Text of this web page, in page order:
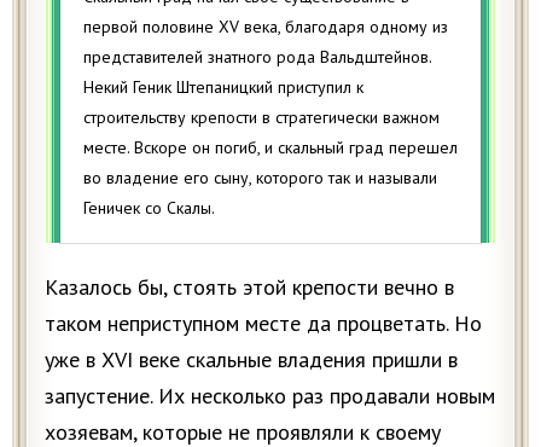
первой половине XV века, благодаря одному из
представителей знатного рода Вальдштейнов.
Некий Геник Штепаницкий приступил к
строительству крепости в стратегически важном
месте. Вскоре он погиб, и скальный град перешел
во владение его сыну, которого так и называли
Геничек со Скалы.
Казалось бы, стоять этой крепости вечно в
таком неприступном месте да процветать. Но
уже в XVI веке скальные владения пришли в
запустение. Их несколько раз продавали новым
хозяевам, которые не проявляли к своему